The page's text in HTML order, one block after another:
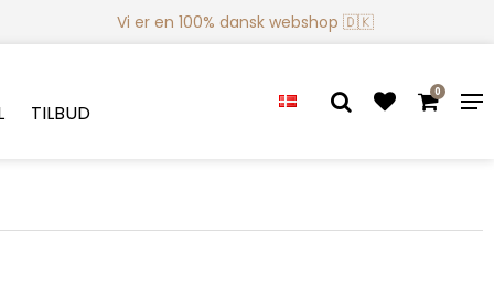
Vi er en 100% dansk webshop 🇩🇰
TILBUD
0